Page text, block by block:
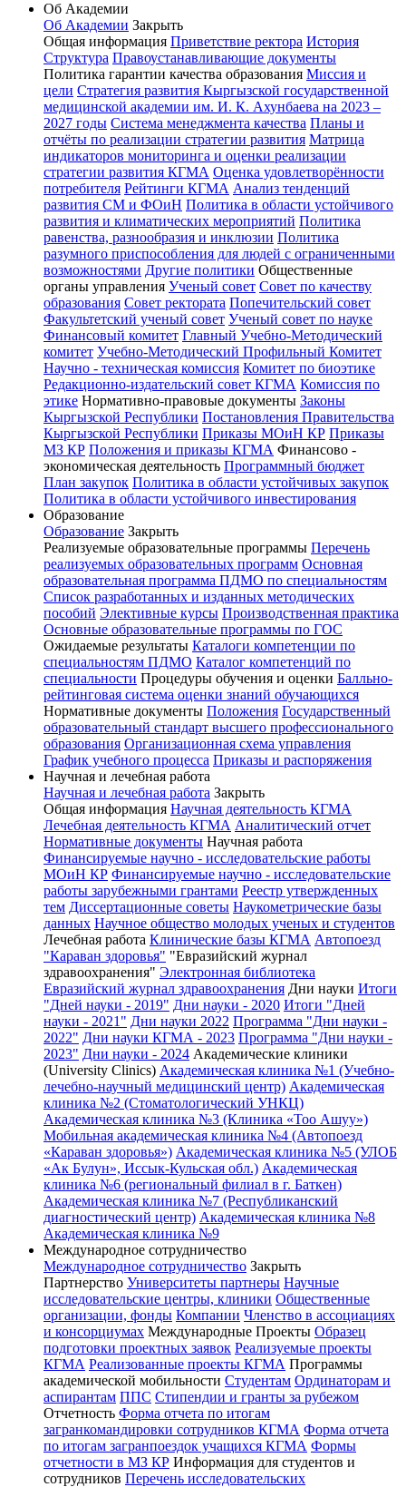
Об Академии
Об Академии Закрыть
Общая информация Приветствие ректора История
Структура Правоустанавливающие документы
Политика гарантии качества образования Миссия и
цели Стратегия развития Кыргызской государственной
медицинской академии им. И. К. Ахунбаева на 2023 –
2027 годы Система менеджмента качества Планы и
отчёты по реализации стратегии развития Матрица
индикаторов мониторинга и оценки реализации
стратегии развития КГМА Оценка удовлетворённости
потребителя Рейтинги КГМА Анализ тенденций
развития СМ и ФОиН Политика в области устойчивого
развития и климатических мероприятий Политика
равенства, разнообразия и инклюзии Политика
разумного приспособления для людей с ограниченными
возможностями Другие политики Общественные
органы управления Ученый совет Совет по качеству
образования Совет ректората Попечительский совет
Факультетский ученый совет Ученый совет по науке
Финансовый комитет Главный Учебно-Методический
комитет Учебно-Методический Профильный Комитет
Научно - техническая комиссия Комитет по биоэтике
Редакционно-издательский совет КГМА Комиссия по
этике Нормативно-правовые документы Законы
Кыргызской Республики Постановления Правительства
Кыргызской Республики Приказы МОиН КР Приказы
МЗ КР Положения и приказы КГМА Финансово -
экономическая деятельность Программный бюджет
План закупок Политика в области устойчивых закупок
Политика в области устойчивого инвестирования
Образование
Образование Закрыть
Реализуемые образовательные программы Перечень
реализуемых образовательных программ Основная
образовательная программа ПДМО по специальностям
Список разработанных и изданных методических
пособий Элективные курсы Производственная практика
Основные образовательные программы по ГОС
Ожидаемые результаты Каталоги компетенции по
специальностям ПДМО Каталог компетенций по
специальности Процедуры обучения и оценки Балльно-
рейтинговая система оценки знаний обучающихся
Нормативные документы Положения Государственный
образовательный стандарт высшего профессионального
образования Организационная схема управления
График учебного процесса Приказы и распоряжения
Научная и лечебная работа
Научная и лечебная работа Закрыть
Общая информация Научная деятельность КГМА
Лечебная деятельность КГМА Аналитический отчет
Нормативные документы Научная работа
Финансируемые научно - исследовательские работы
МОиН КР Финансируемые научно - исследовательские
работы зарубежными грантами Реестр утвержденных
тем Диссертационные советы Наукометрические базы
данных Научное общество молодых ученых и студентов
Лечебная работа Клинические базы КГМА Автопоезд
"Караван здоровья" "Евразийский журнал
здравоохранения" Электронная библиотека
Евразийский журнал здравоохранения Дни науки Итоги
"Дней науки - 2019" Дни науки - 2020 Итоги "Дней
науки - 2021" Дни науки 2022 Программа "Дни науки -
2022" Дни науки КГМА - 2023 Программа "Дни науки -
2023" Дни науки - 2024 Академические клиники
(University Clinics) Академическая клиника №1 (Учебно-
лечебно-научный медицинский центр) Академическая
клиника №2 (Стоматологический УНКЦ)
Академическая клиника №3 (Клиника «Тоо Ашуу»)
Мобильная академическая клиника №4 (Автопоезд
«Караван здоровья») Академическая клиника №5 (УЛОБ
«Ак Булун», Иссык-Кульская обл.) Академическая
клиника №6 (региональный филиал в г. Баткен)
Академическая клиника №7 (Республиканский
диагностический центр) Академическая клиника №8
Академическая клиника №9
Международное сотрудничество
Международное сотрудничество Закрыть
Партнерство Университеты партнеры Научные
исследовательские центры, клиники Общественные
организации, фонды Компании Членство в ассоциациях
и консорциумах Международные Проекты Образец
подготовки проектных заявок Реализуемые проекты
КГМА Реализованные проекты КГМА Программы
академической мобильности Студентам Ординаторам и
аспирантам ППС Стипендии и гранты за рубежом
Отчетность Форма отчета по итогам
загранкомандировки сотрудников КГМА Форма отчета
по итогам загранпоездок учащихся КГМА Формы
отчетности в МЗ КР Информация для студентов и
сотрудников Перечень исследовательских